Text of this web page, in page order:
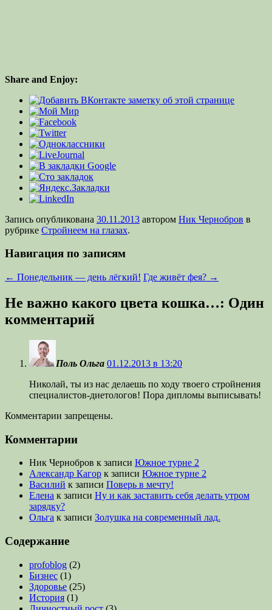
Share and Enjoy:
Запись опубликована 30.11.2013 автором Ник Чернобров в
рубрике Стройнеем на глазах.
Навигация по записям
← Понедельник — день лёгкий! Где живёт фея? →
Не важно какого цвета кошка…: Один
комментарий
Поль Ольга 01.12.2013 в 13:20
Николай, ты из нас делаешь по ходу твоего стройнения
специалистов-диетологов! Пора дипломы выписывать!
Комментарии запрещены.
Комментарии
Ник Чернобров к записи Южное турне 2
Александр Кагор к записи Южное турне 2
Василий к записи Поверь в мечту!
Елена к записи Ну и как заставить себя делать утром
зарядку?
Ольга к записи Золушка на современный лад.
Содержание
profoblog (2)
Бизнес (1)
Здоровье (25)
История (1)